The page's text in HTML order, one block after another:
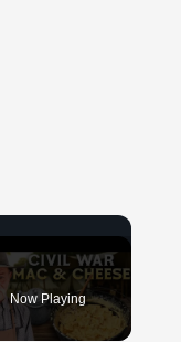
Now Playing